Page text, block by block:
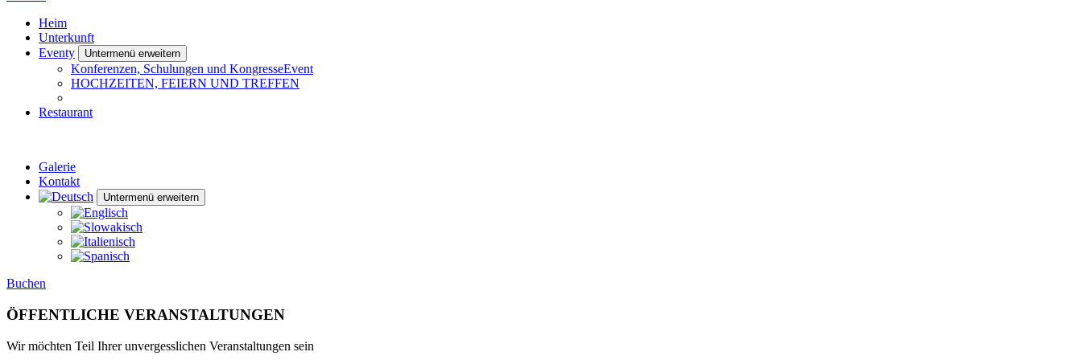
Heim
Unterkunft
Eventy
Untermenü erweitern
Konferenzen, Schulungen und KongresseEvent
HOCHZEITEN, FEIERN UND TREFFEN
Restaurant
Galerie
Kontakt
Untermenü erweitern
Buchen
ÖFFENTLICHE VERANSTALTUNGEN
Wir möchten Teil Ihrer unvergesslichen Veranstaltungen sein